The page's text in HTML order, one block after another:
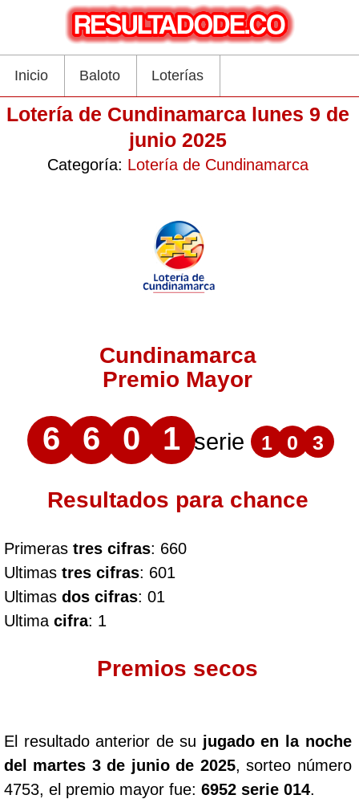
Inicio Baloto Loterías
Lotería de Cundinamarca lunes 9 de
junio 2025
Categoría: Lotería de Cundinamarca
Cundinamarca
Premio Mayor
6 6 0 1 serie 1 0 3
Resultados para chance
Primeras tres cifras: 660
Ultimas tres cifras: 601
Ultimas dos cifras: 01
Ultima cifra: 1
Premios secos
El resultado anterior de su jugado en la noche
del martes 3 de junio de 2025, sorteo número
4753, el premio mayor fue: 6952 serie 014.